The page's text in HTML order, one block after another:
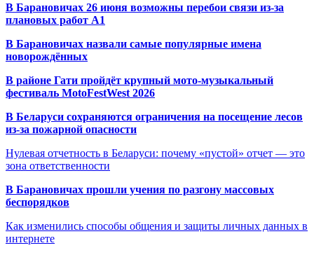
В Барановичах 26 июня возможны перебои связи из-за
плановых работ A1
В Барановичах назвали самые популярные имена
новорождённых
В районе Гати пройдёт крупный мото-музыкальный
фестиваль MotoFestWest 2026
В Беларуси сохраняются ограничения на посещение лесов
из-за пожарной опасности
Нулевая отчетность в Беларуси: почему «пустой» отчет — это
зона ответственности
В Барановичах прошли учения по разгону массовых
беспорядков
Как изменились способы общения и защиты личных данных в
интернете